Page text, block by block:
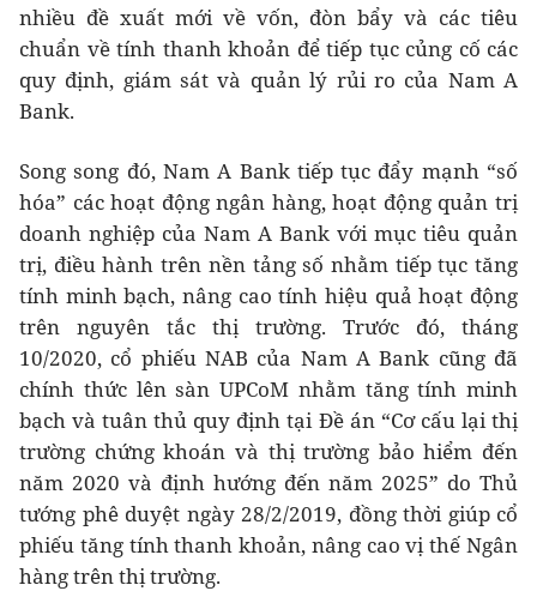
nhiều đề xuất mới về vốn, đòn bẩy và các tiêu
chuẩn về tính thanh khoản để tiếp tục củng cố các
quy định, giám sát và quản lý rủi ro của Nam A
Bank.
Song song đó, Nam A Bank tiếp tục đẩy mạnh “số
hóa” các hoạt động ngân hàng, hoạt động quản trị
doanh nghiệp của Nam A Bank với mục tiêu quản
trị, điều hành trên nền tảng số nhằm tiếp tục tăng
tính minh bạch, nâng cao tính hiệu quả hoạt động
trên nguyên tắc thị trường. Trước đó, tháng
10/2020, cổ phiếu NAB của Nam A Bank cũng đã
chính thức lên sàn UPCoM nhằm tăng tính minh
bạch và tuân thủ quy định tại Đề án “Cơ cấu lại thị
trường chứng khoán và thị trường bảo hiểm đến
năm 2020 và định hướng đến năm 2025” do Thủ
tướng phê duyệt ngày 28/2/2019, đồng thời giúp cổ
phiếu tăng tính thanh khoản, nâng cao vị thế Ngân
hàng trên thị trường.